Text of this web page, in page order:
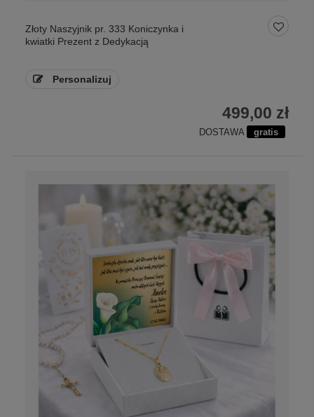
Złoty Naszyjnik pr. 333 Koniczynka i
kwiatki Prezent z Dedykacją
Personalizuj
499,00 zł
DOSTAWA gratis